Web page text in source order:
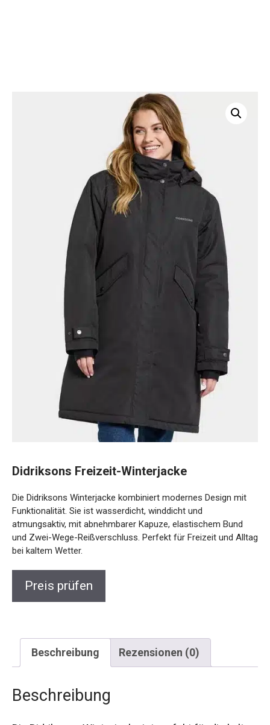
Didriksons Freizeit-Winterjacke
Die Didriksons Winterjacke kombiniert modernes Design mit
Funktionalität. Sie ist wasserdicht, winddicht und
atmungsaktiv, mit abnehmbarer Kapuze, elastischem Bund
und Zwei-Wege-Reißverschluss. Perfekt für Freizeit und
Alltag bei kaltem Wetter.
Preis prüfen
Beschreibung Rezensionen (0)
Beschreibung